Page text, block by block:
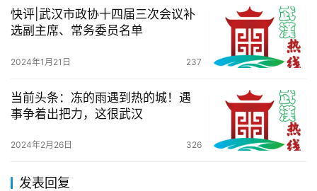
快评|武汉市政协十四届三次会议补
选副主席、常务委员名单
2024年1月21日 237
当前头条：冻的雨遇到热的城！遇
事争着出把力，这很武汉
2024年2月26日 326
发表回复